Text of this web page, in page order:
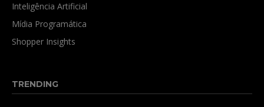
Inteligência Artificial
Mídia Programática
Shopper Insights
TRENDING